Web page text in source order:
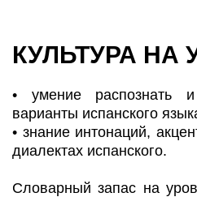
КУЛЬТУРА НА
• умение распознать
варианты испанского
• знание интонаций,
диалектах испанского.
Словарный запас на